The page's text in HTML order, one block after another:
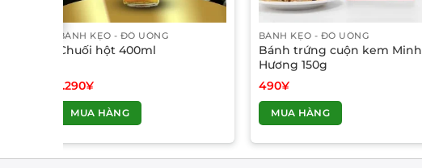
BÁNH KẸO - ĐỒ UỐNG
Chuối hột 400ml
1.290¥
MUA HÀNG
BÁNH KẸO - ĐỒ UỐNG
Bánh trứng cuộn kem Minh
Hương 150g
490¥
MUA HÀNG